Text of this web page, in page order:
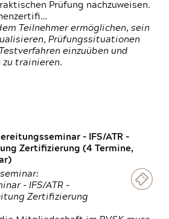
Prüfung nachzuweisen.
Teilnehmer ermöglichen, sein
Prüfungssituationen
einzuüben und
trainieren.
- IFS/ATR -
Zertifizierung (4 Termine,
- IFS/ATR -
Zertifizierung